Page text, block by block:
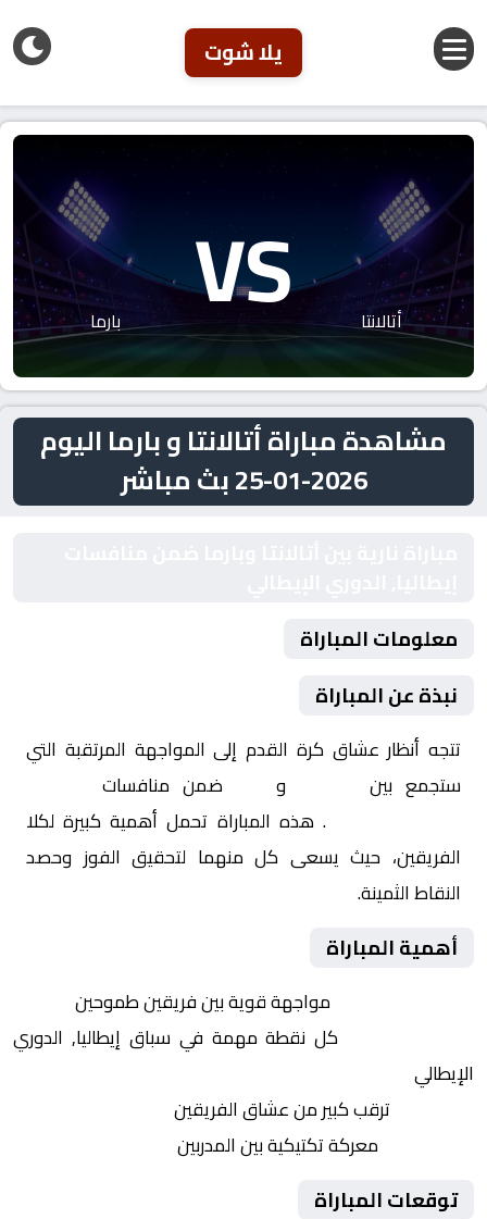
يلا شوت
أتالانتا VS بارما
مشاهدة مباراة أتالانتا و بارما اليوم
2026-01-25 بث مباشر
معلومات المباراة
نبذة عن المباراة
تتجه أنظار عشاق كرة القدم إلى المواجهة المرتقبة التي
ستجمع بين
و ضمن منافسات
. هذه المباراة تحمل أهمية كبيرة لكلا
الفريقين، حيث يسعى كل منهما لتحقيق الفوز وحصد
النقاط الثمينة.
أهمية المباراة
مواجهة قوية بين فريقين طموحين
كل نقطة مهمة في سباق إيطاليا, الدوري
الإيطالي
ترقب كبير من عشاق الفريقين
معركة تكتيكية بين المدربين
توقعات المباراة